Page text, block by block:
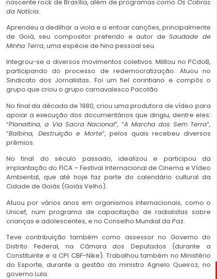
nascente rock de Brasília, além de programas como Os Cobras
da Notícia.
Aprendeu a dedilhar a viola e a entoar canções, principalmente
de Goiá, seu compositor preferido e autor deSaudade de
Minha Terra, uma espécie de hino pessoal seu.
Integrou-se a diversos movimentos coletivos. Militou no PCdoB,
participando do processo de redemocratização. Atuou no
Sindicato dos Jornalistas. Foi um fiel corintiano e compôs o
grupo que criou o grupo carnavalesco Pacotão.
No final da década de 1980, criou uma produtora de vídeo para
apoiar a execução dos documentários que dirigiu, dentre eles:
“Planaltina, a Via Sacra Nacional”, “A Marcha dos Sem Terra”,
“Balbina, Destruição e Morte”, pelos quais recebeu diversos
prêmios.
No final do século passado, idealizou e participou da
implantação do FICA – Festival Internacional de Cinema e Vídeo
Ambiental, que até hoje faz parte do calendário cultural da
Cidade de Goiás (Goiás Velho).
Atuou por vários anos em organismos internacionais, como o
Unicef, num programa de capacitação de radialistas sobre
crianças e adolescentes, e no Conselho Mundial da Paz.
Teve contribuição também como assessor no Governo do
Distrito Federal, na Câmara dos Deputados (durante a
Constituinte e a CPI CBF-Nike). Trabalhou também no Ministério
do Esporte, durante a gestão do ministro Agnelo Queiroz, no
governo Lula.